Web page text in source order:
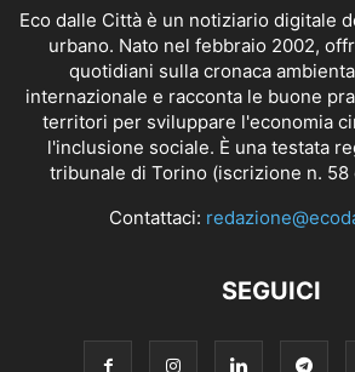
Eco dalle Città è un notiziario digitale
urbano. Nato nel febbraio 2002,
quotidiani sulla cronaca
internazionale e racconta le buone
territori per sviluppare l'economia
l'inclusione sociale. È una testata
tribunale di Torino (iscrizione n. 58
Contattaci:
SEGUICI